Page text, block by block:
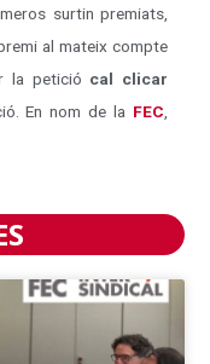
surtin premiats,
al mateix compte
la petició cal clicar
En nom de la FEC